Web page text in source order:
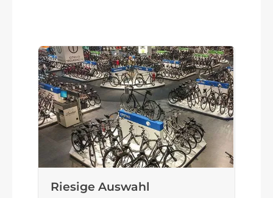
Rücklicht
B&M Toplight 2C LED
Scheinwerfer
B&M Lumotec MYC LED 50Lux
Riesige Auswahl